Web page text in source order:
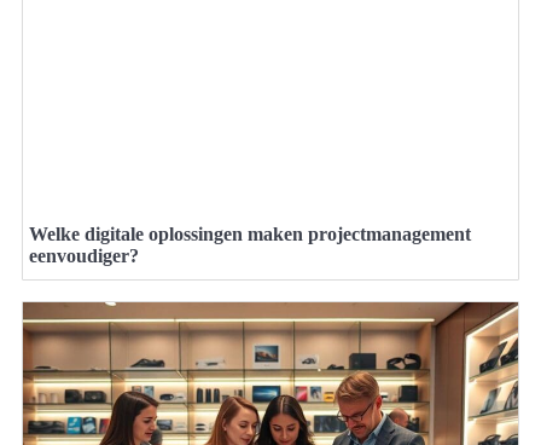
Welke digitale oplossingen maken projectmanagement
eenvoudiger?